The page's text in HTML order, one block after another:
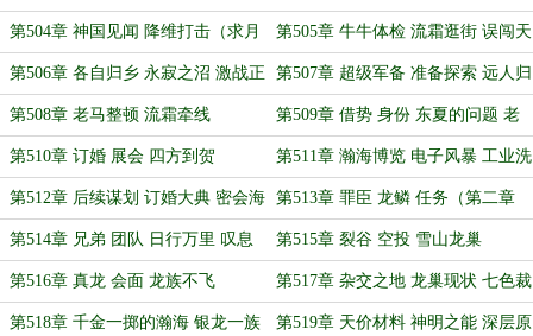
的接待
第504章 神国见闻 降维打击（求月
票）
第505章 牛牛体检 流霜逛街 误闯天
家
第506章 各自归乡 永寂之沼 激战正
酣
第507章 超级军备 准备探索 远人归
来
第508章 老马整顿 流霜牵线 第509章 借势 身份 东夏的问题 老
马的剖析
第510章 订婚 展会 四方到贺 第511章 瀚海博览 电子风暴 工业洗
礼
第512章 后续谋划 订婚大典 密会海
族（万字合章求票）
第513章 罪臣 龙鳞 任务（第二章
晚，抱歉）
第514章 兄弟 团队 日行万里 叹息
冰原
第515章 裂谷 空投 雪山龙巢
第516章 真龙 会面 龙族不飞 第517章 杂交之地 龙巢现状 七色裁
决
第518章 千金一掷的瀚海 银龙一族 第519章 天价材料 神明之能 深层原